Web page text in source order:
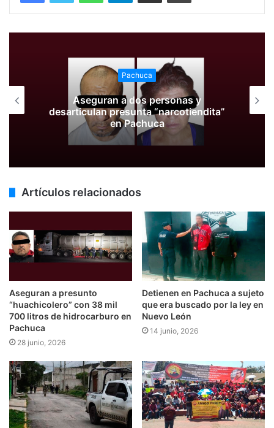
Pachuca
Aseguran a dos personas y
desarticulan presunta “narcotiendita”
en Pachuca
Artículos relacionados
Aseguran a presunto
“huachicolero” con 38 mil
700 litros de hidrocarburo en
Pachuca
28 junio, 2026
Detienen en Pachuca a sujeto
que era buscado por la ley en
Nuevo León
14 junio, 2026